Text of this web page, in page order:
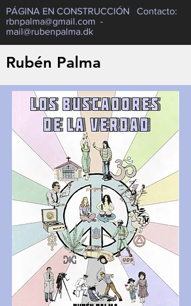
PÁGINA EN CONSTRUCCIÓN Contacto:
rbnpalma@gmail.com -
mail@rubenpalma.dk
Rubén Palma